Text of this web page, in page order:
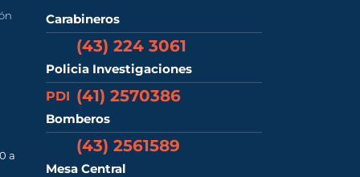
a
Carabineros
(43) 224 3061
Policia Investigaciones
PDI (41) 2570386
Bomberos
(43) 2561589
Mesa Central